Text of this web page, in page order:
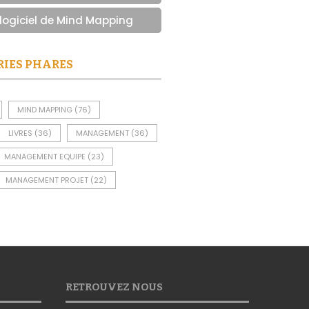
de Mind Mapping
PHARES
MIND MAPPING (76)
LIVRES (36) MANAGEMENT (36)
MANAGEMENT EQUIPE (23)
MANAGEMENT PROJET (22)
RETROUVEZ NOUS